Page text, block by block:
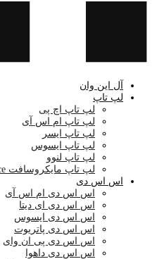
آل این وان
لپ تاپ
لپ تاپ اچ پی
لپ تاپ ام اس آی
لپ تاپ ایسر
لپ تاپ ایسوس
لپ تاپ لنوو
لپ تاپ مایکروسافت Surface
اس اس دی
اس اس دی ام اس آی
اس اس دی ای دیتا
اس اس دی ایسوس
اس اس دی پاتریوت
اس اس دی پی ان وای
اس اس دی داهوا